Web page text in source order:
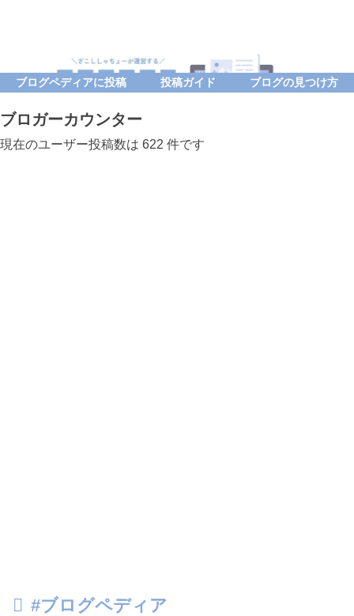
ブログペディアに投稿 投稿ガイド ブログの見つけ方
ブロガーカウンター
現在のユーザー投稿数は 622 件です
#ブログペディア